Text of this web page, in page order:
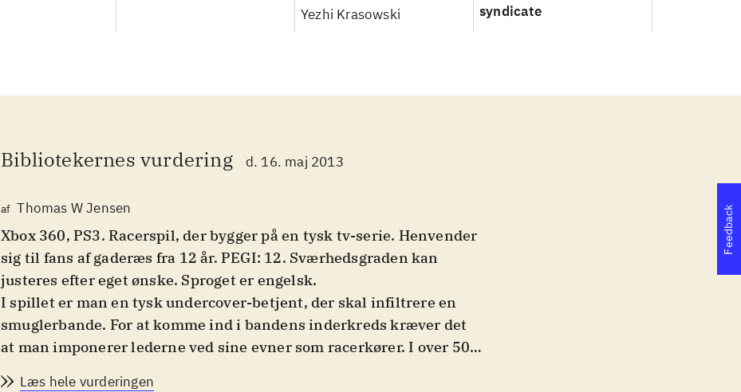
Yezhi Krasowski
syndicate
Bibliotekernes vurdering d. 16. maj 2013
af Thomas W Jensen
Xbox 360, PS3. Racerspil, der bygger på en tysk tv-serie. Henvender
sig til fans af gaderæs fra 12 år. PEGI: 12. Sværhedsgraden kan
justeres efter eget ønske. Sproget er engelsk.
I spillet er man en tysk undercover-betjent, der skal infiltrere en
smuglerbande. For at komme ind i bandens inderkreds kræver det
at man imponerer lederne ved sine evner som racerkører. I over 50
Læs hele vurderingen
Feedback